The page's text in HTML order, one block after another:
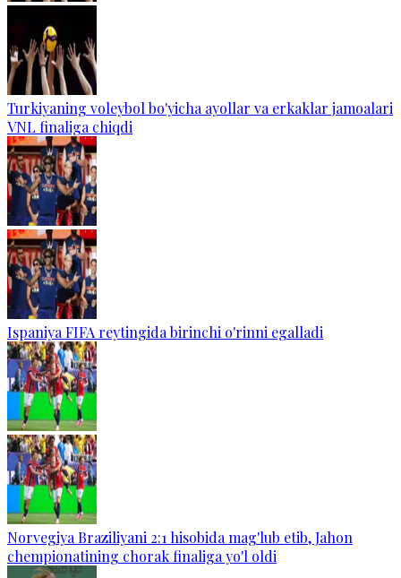
Turkiyaning voleybol bo'yicha ayollar va erkaklar jamoalari
VNL finaliga chiqdi
Ispaniya FIFA reytingida birinchi o'rinni egalladi
Norvegiya Braziliyani 2:1 hisobida mag'lub etib, Jahon
chempionatining chorak finaliga yo'l oldi